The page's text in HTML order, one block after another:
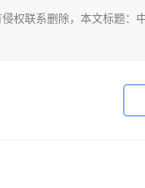
权联系删除，本文标题：